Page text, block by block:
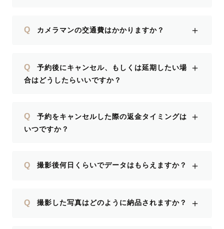
Q カメラマンの交通費はかかりますか？ ＋
Q
予約後にキャンセル、もしくは延期したい場
合はどうしたらいいですか？
＋
Q
予約をキャンセルした際の返金タイミングは
いつですか？
＋
Q 撮影後何日くらいでデータはもらえますか？ ＋
Q 撮影した写真はどのように納品されますか？ ＋